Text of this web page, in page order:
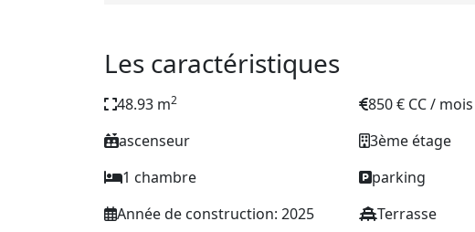
Les caractéristiques
48.93 m2
850 € CC / mois
ascenseur
3ème étage
1 chambre
parking
Année de construction: 2025
Terrasse